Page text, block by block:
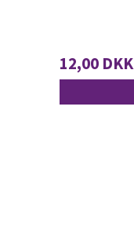
12,00 DKK